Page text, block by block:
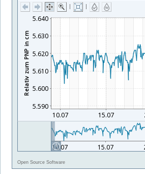
| |
Open Source Software